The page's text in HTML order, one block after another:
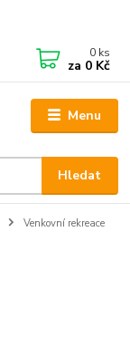
Menu
Hledat
0 ks
za 0 Kč
Venkovní rekreace